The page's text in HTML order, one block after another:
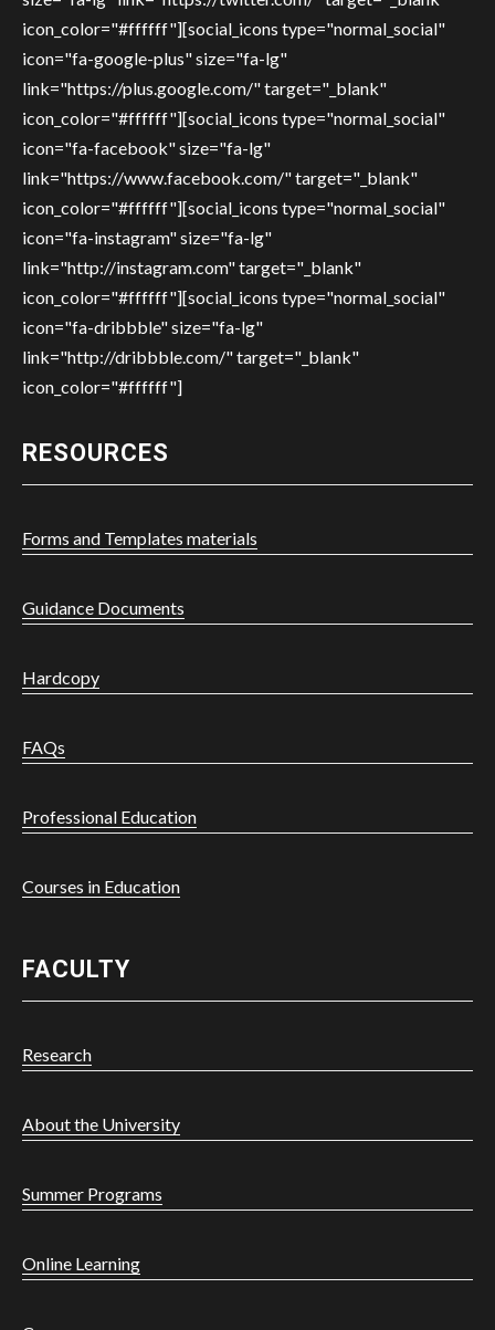
icon_color="#ffffff"][social_icons type="normal_social"
icon="fa-google-plus" size="fa-lg"
link="https://plus.google.com/" target="_blank"
icon_color="#ffffff"][social_icons type="normal_social"
icon="fa-facebook" size="fa-lg"
link="https://www.facebook.com/" target="_blank"
icon_color="#ffffff"][social_icons type="normal_social"
icon="fa-instagram" size="fa-lg"
link="http://instagram.com" target="_blank"
icon_color="#ffffff"][social_icons type="normal_social"
icon="fa-dribbble" size="fa-lg"
link="http://dribbble.com/" target="_blank"
icon_color="#ffffff"]
RESOURCES
Forms and Templates materials
Guidance Documents
Hardcopy
FAQs
Professional Education
Courses in Education
FACULTY
Research
About the University
Summer Programs
Online Learning